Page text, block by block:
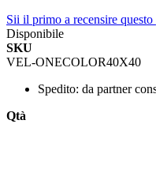
Sii il primo a recensire
Disponibile
SKU
VEL-ONECOLOR40X40
Spedito: da partner
Qtà